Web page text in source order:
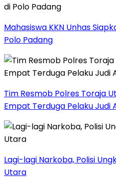
Mahasiswa KKN Unhas
Polo Padang
Tim Resmob Polres Toraja
Empat Terduga Pelaku Judi
Lagi-lagi Narkoba, Polisi
Utara